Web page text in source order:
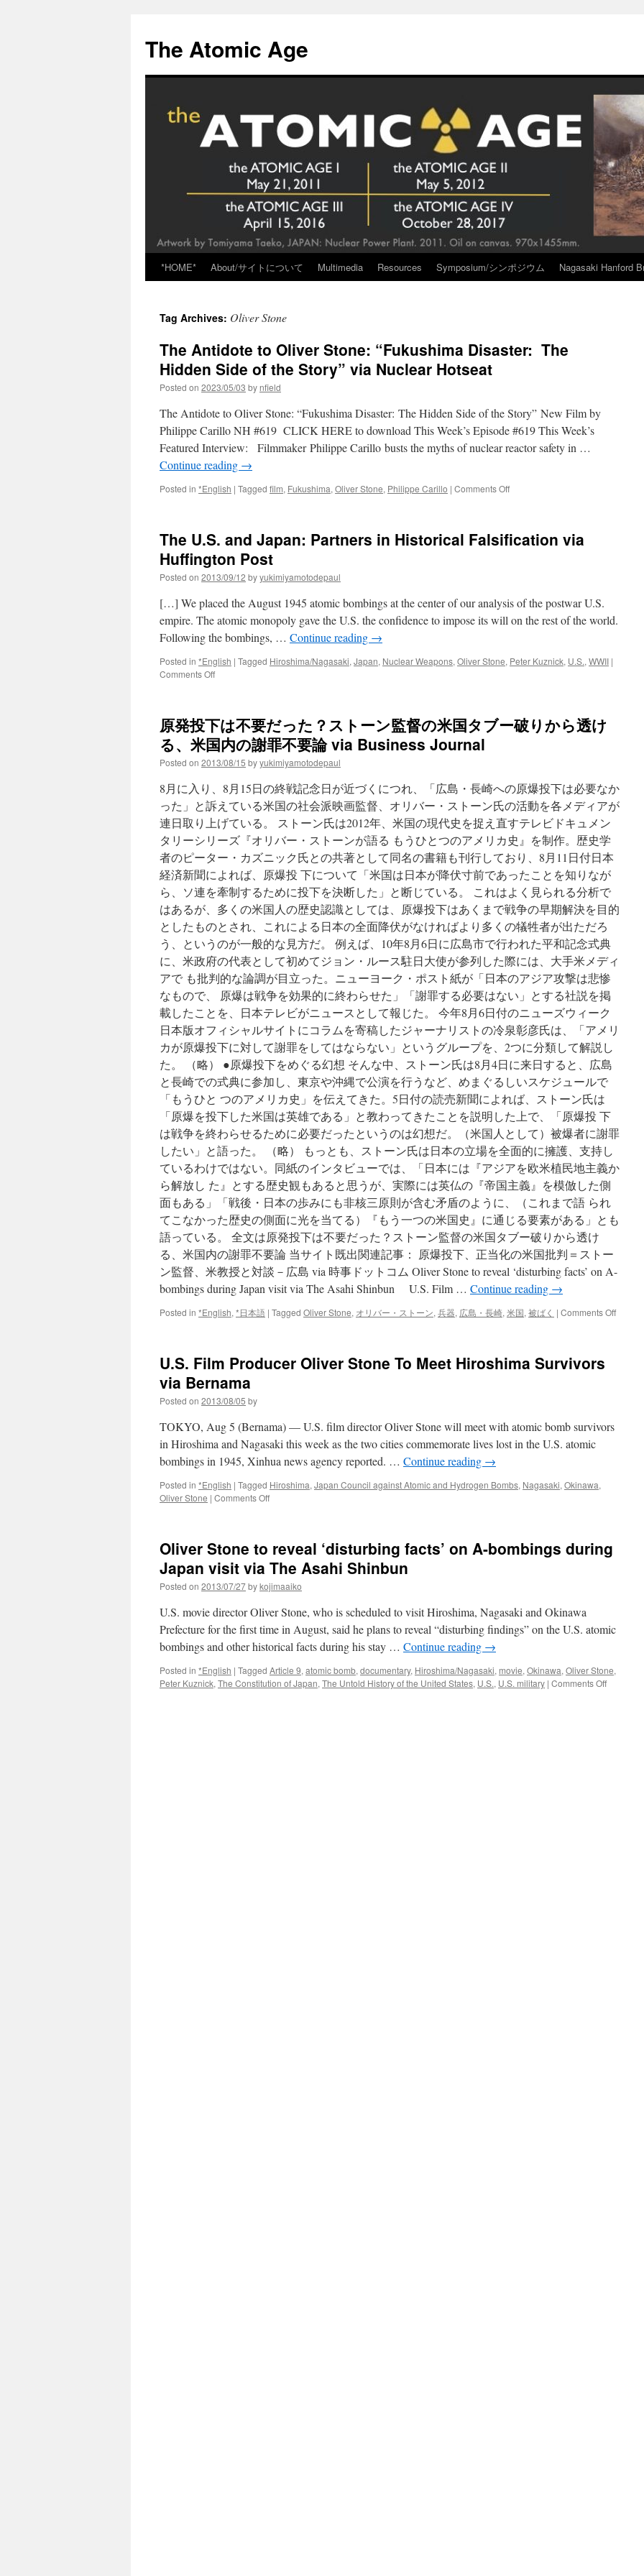
content
The Atomic Age
*HOME* About/サイトについて Multimedia Resources Symposium/シンポジウム Nagasaki Hanford
Tag Archives: Oliver Stone
The Antidote to Oliver Stone: “Fukushima Disaster: The
Hidden Side of the Story” via Nuclear Hotseat
Posted on 2023/05/03 by nfield
The Antidote to Oliver Stone: “Fukushima Disaster: The Hidden Side of the Story” New Film by
Philippe Carillo NH #619 CLICK HERE to download This Week’s Episode #619 This Week’s
Featured Interview: Filmmaker Philippe Carillo busts the myths of nuclear reactor safety in …
Continue reading →
Posted in *English | Tagged film, Fukushima, Oliver Stone, Philippe Carillo | Comments Offon
Oliver
Hidden
Side
Story”
via
The U.S. and Japan: Partners in Historical Falsification via
Huffington Post
Posted on 2013/09/12 byyukimiyamotodepaul
[…] We placed the August 1945 atomic bombings at the center of our analysis of the postwar U.S.
empire. The atomic monopoly gave the U.S. the confidence to impose its will on the rest of the world.
Following the bombings, … Continue reading →
Posted in *English | Tagged Hiroshima/Nagasaki, Japan, Nuclear Weapons, Oliver Stone, Peter Kuznick, U.S., WWII |
Comments Offon
Japan:
Partners
in
Historical
via
Huffington
Post
原発投下は不要だった？ストーン監督の米国タブー破りから透け
る、米国内の謝罪不要論 via Business Journal
Posted on 2013/08/15 byyukimiyamotodepaul
8月に入り、8月15日の終戦記念日が近づくにつれ、「広島・長崎への原爆投下は必要なか
った」と訴えている米国の社会派映画監督、オリバー・ストーン氏の活動を各メディアが
連日取り上げている。 ストーン氏は2012年、米国の現代史を捉え直すテレビドキュメン
タリーシリーズ『オリバー・ストーンが語る もうひとつのアメリカ史』を制作。歴史学
者のピーター・カズニック氏との共著として同名の書籍も刊行しており、8月11日付日本
経済新聞によれば、原爆投 下について「米国は日本が降伏寸前であったことを知りなが
ら、ソ連を牽制するために投下を決断した」と断じている。 これはよく見られる分析で
はあるが、多くの米国人の歴史認識としては、原爆投下はあくまで戦争の早期解決を目的
としたものとされ、これによる日本の全面降伏がなければより多くの犠牲者が出ただろ
う、というのが一般的な見方だ。 例えば、10年8月6日に広島市で行われた平和記念式典
に、米政府の代表として初めてジョン・ルース駐日大使が参列した際には、大手米メディ
アで も批判的な論調が目立った。ニューヨーク・ポスト紙が「日本のアジア攻撃は悲惨
なもので、 原爆は戦争を効果的に終わらせた」「謝罪する必要はない」とする社説を掲
載したことを、日本テレビがニュースとして報じた。 今年8月6日付のニューズウィーク
日本版オフィシャルサイトにコラムを寄稿したジャーナリストの冷泉彰彦氏は、「アメリ
カが原爆投下に対して謝罪をしてはならない」というグループを、2つに分類して解説し
た。 （略） ●原爆投下をめぐる幻想 そんな中、ストーン氏は8月4日に来日すると、広島
と長崎での式典に参加し、東京や沖縄で公演を行うなど、めまぐるしいスケジュールで
「もうひと つのアメリカ史」を伝えてきた。5日付の読売新聞によれば、ストーン氏は
「原爆を投下した米国は英雄である」と教わってきたことを説明した上で、「原爆投 下
は戦争を終わらせるために必要だったというのは幻想だ。（米国人として）被爆者に謝罪
したい」と語った。 （略） もっとも、ストーン氏は日本の立場を全面的に擁護、支持し
ているわけではない。同紙のインタビューでは、「日本には『アジアを欧米植民地主義か
ら解放し た』とする歴史観もあると思うが、実際には英仏の『帝国主義』を模倣した側
面もある」「戦後・日本の歩みにも非核三原則が含む矛盾のように、（これまで語 られ
てこなかった歴史の側面に光を当てる）『もう一つの米国史』に通じる要素がある」とも
語っている。 全文は原発投下は不要だった？ストーン監督の米国タブー破りから透け
る、米国内の謝罪不要論 当サイト既出関連記事： 原爆投下、正当化の米国批判＝ストー
ン監督、米教授と対談－広島 via 時事ドットコム Oliver Stone to reveal ‘disturbing facts’ on A-
bombings during Japan visit via The Asahi Shinbun U.S. Film … Continue reading →
Posted in *English, *日本語 | Tagged Oliver Stone, オリバー・ストーン, 兵器, 広島・長崎, 米国, 被ばく | Comments Offon
か
け
U.S. Film Producer Oliver Stone To Meet Hiroshima Survivors
via Bernama
Posted on 2013/08/05 by
TOKYO, Aug 5 (Bernama) — U.S. film director Oliver Stone will meet with atomic bomb survivors
in Hiroshima and Nagasaki this week as the two cities commemorate lives lost in the U.S. atomic
bombings in 1945, Xinhua news agency reported. … Continue reading →
Posted in *English | Tagged Hiroshima, Japan Council against Atomic and Hydrogen Bombs, Nagasaki, Okinawa,
Oliver Stone | Comments Offon
Oliver
Stone
To
Meet
Survivors
via
Oliver Stone to reveal ‘disturbing facts’ on A-bombings during
Japan visit via The Asahi Shinbun
Posted on 2013/07/27bykojimaaiko
U.S. movie director Oliver Stone, who is scheduled to visit Hiroshima, Nagasaki and Okinawa
Prefecture for the first time in August, said he plans to reveal “disturbing findings” on the U.S. atomic
bombings and other historical facts during his stay … Continue reading →
Posted in *English | Tagged Article 9, atomic bomb, documentary, Hiroshima/Nagasaki, movie, Okinawa, Oliver Stone,
Peter Kuznick, The Constitution of Japan, The Untold History of the United States, U.S., U.S. military | Comments Offon